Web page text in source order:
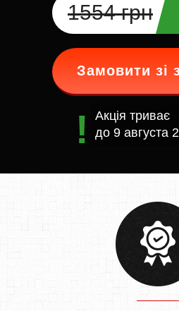
1554 грн
Замовити зі
Акція триває
до 9 августа